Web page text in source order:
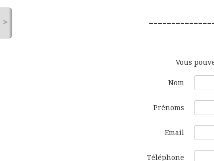
>
Vous
Nom
Prénoms
Email
Téléphone